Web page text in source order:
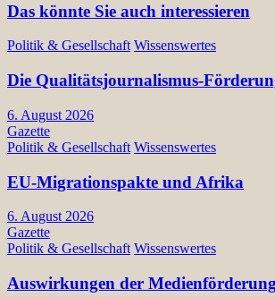
Das könnte Sie auch interessieren
Politik & Gesellschaft Wissenswertes
Die Qualitätsjournalismus-
6. August 2026
Gazette
Politik & Gesellschaft Wissenswertes
EU-Migrationspakte und Afrika
6. August 2026
Gazette
Politik & Gesellschaft Wissenswertes
Auswirkungen der